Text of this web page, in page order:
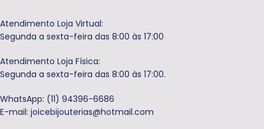
Atendimento Loja Virtual:
Segunda a sexta-feira das 8:00 às 17:00
Atendimento Loja Física:
Segunda a sexta-feira das 8:00 às 17:00.
WhatsApp: (11) 94396-6686
E-mail: joicebijouterias@hotmail.com